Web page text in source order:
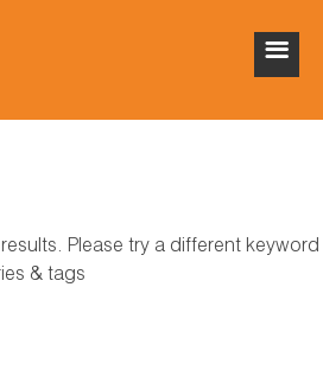
Please try a different keyword
& tags